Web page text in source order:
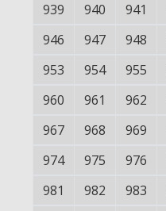
939
940 941
946
947 948
953
954 955
960
961 962
967
968 969
974
975 976
981
982 983